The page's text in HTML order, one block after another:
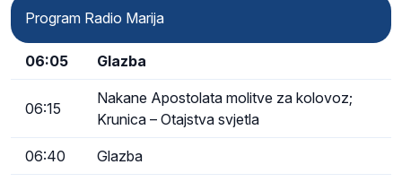
Program Radio Marija
06:05 Glazba
06:15
Nakane Apostolata molitve za kolovoz;
Krunica – Otajstva svjetla
06:40 Glazba